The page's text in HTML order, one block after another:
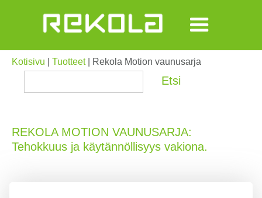
Kotisivu Tuotteet | Rekola Motion vaunusarja
REKOLA MOTION VAUNUSARJA:
Tehokkuus ja käytännöllisyys vakiona.